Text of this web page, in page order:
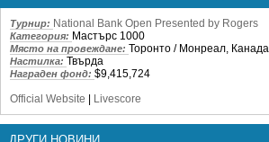
Турнир: National Bank Open Presented by Rogers
Категория: Мастърс 1000
Място на провеждане: Торонто / Монреал, Канада
Настилка: Твърда
Награден фонд: $9,415,724
Official Website | Livescore